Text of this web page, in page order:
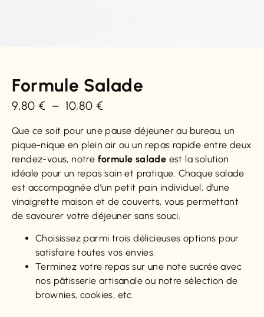
Formule Salade
9,80 € – 10,80 €
Que ce soit pour une pause déjeuner au bureau, un
pique-nique en plein air ou un repas rapide entre deux
rendez-vous, notre formule salade est la solution
idéale pour un repas sain et pratique. Chaque salade
est accompagnée d’un petit pain individuel, d’une
vinaigrette maison et de couverts, vous permettant
de savourer votre déjeuner sans souci.
Choisissez parmi trois délicieuses options pour
satisfaire toutes vos envies.
Terminez votre repas sur une note sucrée avec
nos pâtisserie artisanale ou notre sélection de
brownies, cookies, etc.